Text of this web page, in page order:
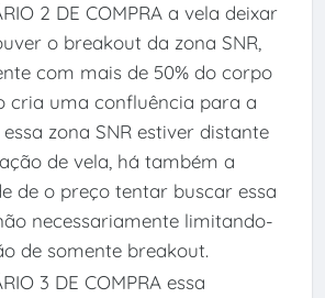
2 DE COMPRA a vela deixar
o breakout da zona SNR,
com mais de 50% do corpo
cria uma confluência para a
zona SNR estiver distante
de vela, há também a
de o preço tentar buscar essa
necessariamente limitando-
de somente breakout.
3 DE COMPRA essa